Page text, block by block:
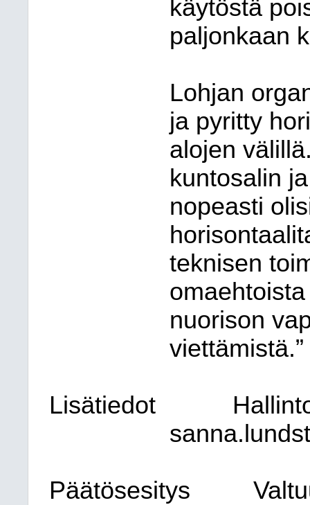
käytöstä
paljonkaan
Lohjan
ja pyritty
alojen
kuntosalin
nopeasti
teknisen
nuorison
viettämistä.”
Lisätiedot
Päätösesitys